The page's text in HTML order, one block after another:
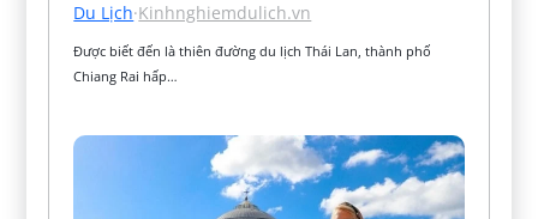
Du Lịch·Kinhnghiemdulich.vn
Được biết đến là thiên đường du lịch Thái Lan, thành phố
Chiang Rai hấp…